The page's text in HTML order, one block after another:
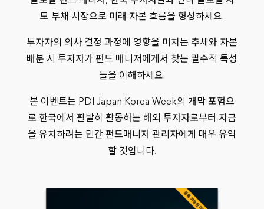
모 부채 시장으로 미래 자본 흐름을 형성하세요.
투자자의 의사 결정 과정에 영향을 미치는 추세와 자본
배분 시 투자자가 펀드 매니저에게서 찾는 필수적 특성
들을 이해하세요.
본 이벤트는 PDI Japan Korea Week의 개막 포험으
로 한국에서 활발히 활동하는 해외 투자자로부터 자금
을 유치하려는 민간 펀드매니저 관리자에게 매우 유익
할 것입니다.